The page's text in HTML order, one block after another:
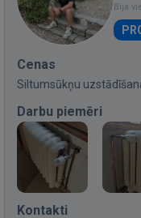
Bija
Cenas
Siltumsūkņu
Darbu piemēri
Kontakti